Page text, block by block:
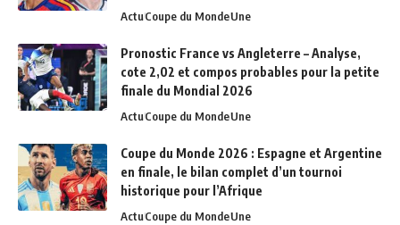
ActuCoupe du MondeUne
Pronostic France vs Angleterre – Analyse,
cote 2,02 et compos probables pour la petite
finale du Mondial 2026
ActuCoupe du MondeUne
Coupe du Monde 2026 : Espagne et Argentine
en finale, le bilan complet d’un tournoi
historique pour l’Afrique
ActuCoupe du MondeUne